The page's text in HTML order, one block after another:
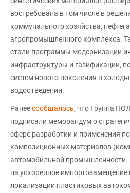
востребована в том числе в
коммунального хозяйства,
агропромышленного комплекса.
стали программы модернизации
инфраструктуры и газификации,
систем нового поколения в
водоотведении.
Ранеесообщалось, что Группа
подписали меморандум о
сфере разработки и применения
композиционных материалов
автомобильной
на ускоренное
локализации пластиковых